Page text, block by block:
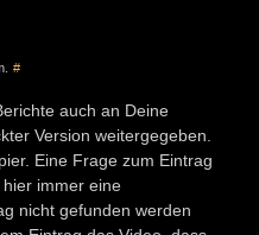
#
auch an Deine
Version weitergegeben.
Eine Frage zum Eintrag
immer eine
nicht gefunden werden